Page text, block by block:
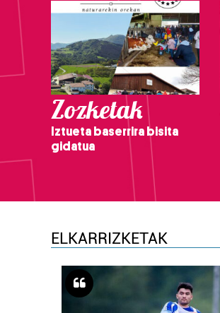
Zozketak
Iztueta baserrira bisita
gidatua
ELKARRIZKETAK